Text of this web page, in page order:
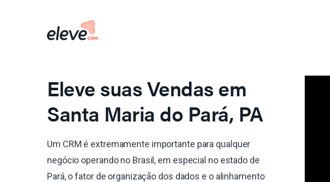
Eleve suas Vendas em
Santa Maria do Pará, PA
Um CRM é extremamente importante para qualquer
negócio operando no Brasil, em especial no estado de
Pará, o fator de organização dos dados e o alinhamento